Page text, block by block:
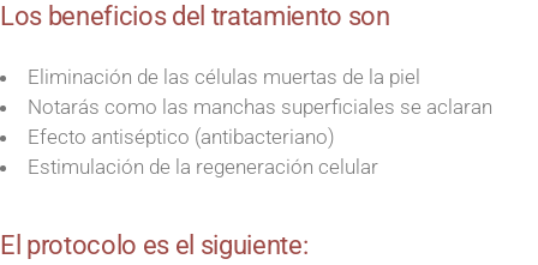
Los beneficios del tratamiento son
Eliminación de las células muertas de la piel
Notarás como las manchas superficiales se aclaran
Efecto antiséptico (antibacteriano)
Estimulación de la regeneración celular
El protocolo es el siguiente: